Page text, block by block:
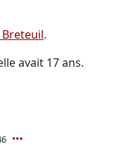
.
avait 17 ans.